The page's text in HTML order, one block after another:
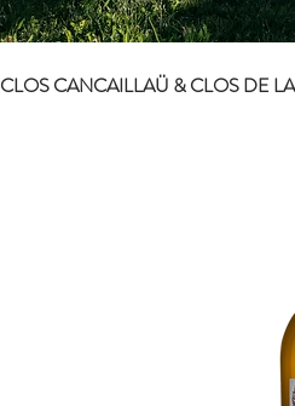
CLOS CANCAILLAÜ & CLOS DE